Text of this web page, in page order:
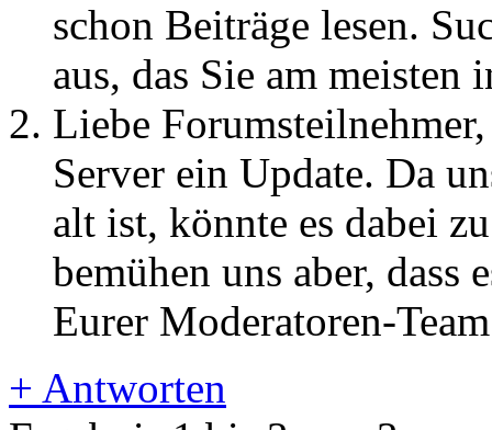
schon Beiträge lesen.
aus, das Sie am meisten
Liebe
Server ein Update. Da
alt ist, könnte es dabei
bemühen uns aber, dass
Eurer Moderatoren-Team
+ Antworten